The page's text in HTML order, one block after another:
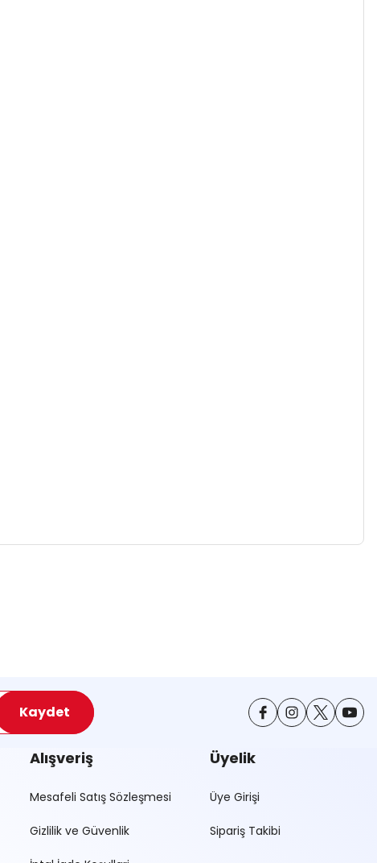
Kaydet
Alışveriş
Mesafeli Satış Sözleşmesi
Gizlilik ve Güvenlik
Üyelik
Üye Girişi
Sipariş Takibi